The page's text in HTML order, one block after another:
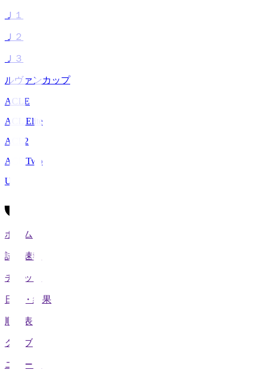
Ｊ１
Ｊ２
Ｊ３
ルヴァンカップ
ACLE
ACL Elite
ACL2
ACL Two
U-21
ホーム
試合速報
チケット
日程・結果
順位表
クラブ
ニュース